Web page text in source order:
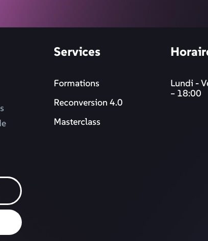
Services
Formations
Reconversion 4.0
Masterclass
Lundi -
– 18:00